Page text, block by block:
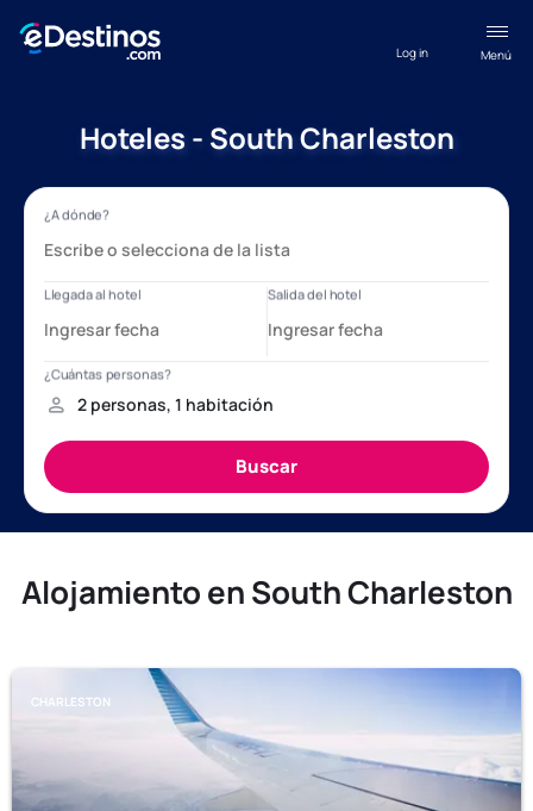
Menú
Log in
Hoteles - South Charleston
Alojamiento en South Charleston
CHARLESTON